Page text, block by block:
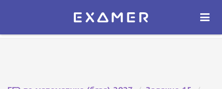
Экзамер — ЕГЭ 2027
ОТКРЫТЬ